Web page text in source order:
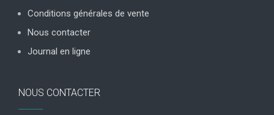
Conditions générales de vente
Nous contacter
Journal en ligne
NOUS CONTACTER